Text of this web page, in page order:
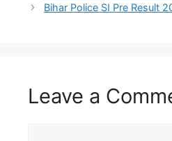
Bihar Police SI Pre Result
Leave a